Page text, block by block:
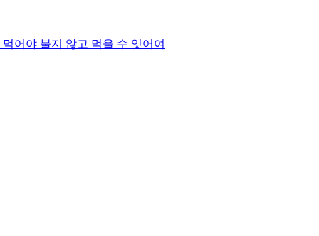
어야 불지 않고 먹을 수 잇어여